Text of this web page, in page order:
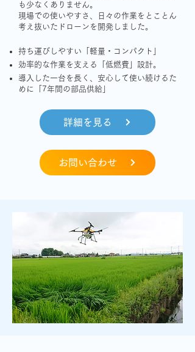
も少なくありません。​
現場での使いやすさ、日々の作業をとことん
考え抜いたドローンを開発しました。​
持ち運びしやすい「軽量・コンパクト」​
効率的な作業を支える「低燃費」設計。​
導入した一台を長く、安心して使い続けるた
めに「7年間の部品供給」
詳細を見る
お問い合わせ